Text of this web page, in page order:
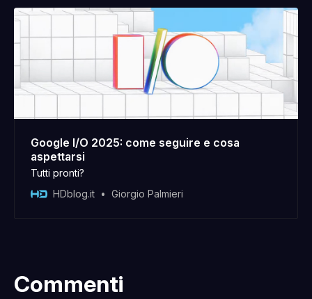
Google I/O 2025: come seguire e cosa
aspettarsi
Tutti pronti?
HDblog.it
Giorgio Palmieri
Commenti